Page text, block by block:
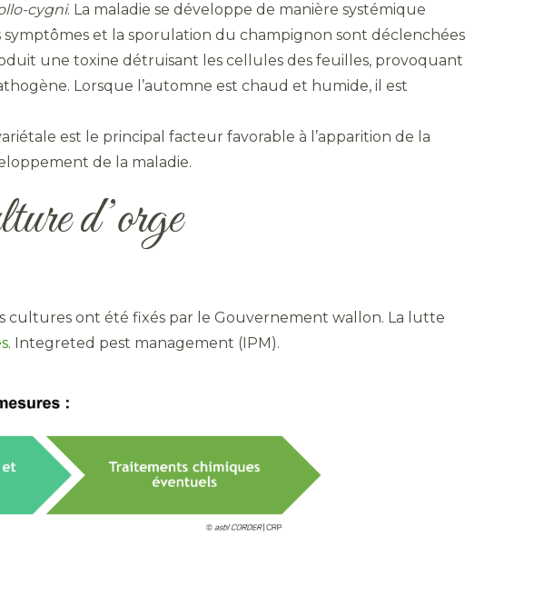
cygni. La maladie se développe de manière systémique
et la sporulation du champignon sont déclenchées
une toxine détruisant les cellules des feuilles, provoquant
Lorsque l’automne est chaud et humide, il est
est le principal facteur favorable à l’apparition de la
de la maladie.
d’orge
cultures ont été fixés par le Gouvernement wallon. La lutte
. Integreted pest management (IPM).